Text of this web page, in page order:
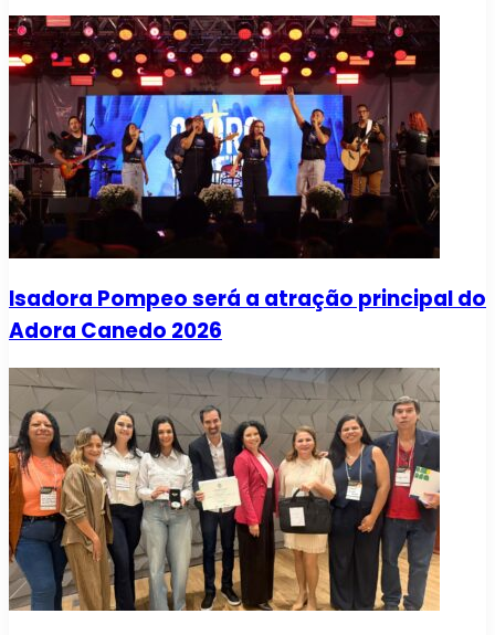
Isadora Pompeo será a atração principal do
Adora Canedo 2026